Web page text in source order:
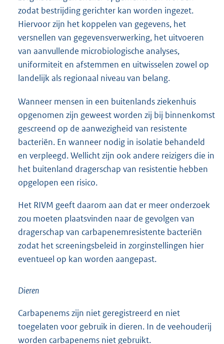
zorginstellingen kan daardoor onopgemerkt
plaatsvinden. Het RIVM adviseert daarom om te
onderzoeken hoe verspreiding binnen en tussen
zorginstellingen sneller opgemerkt kan worden
zodat bestrijding gerichter kan worden ingezet.
Hiervoor zijn het koppelen van gegevens, het
van aanvullende microbiologische analyses,
uniformiteit en afstemmen en uitwisselen zowel op
landelijk als regionaal niveau van belang.
Wanneer mensen in een buitenlands ziekenhuis
opgenomen zijn geweest worden zij bij binnenkomst
gescreend op de aanwezigheid van resistente
bacteriën. En wanneer nodig in isolatie behandeld
en verpleegd. Wellicht zijn ook andere reizigers die in
het buitenland dragerschap van resistentie hebben
opgelopen een risico.
Het RIVM geeft daarom aan dat er meer onderzoek
zou moeten plaatsvinden naar de gevolgen van
zodat het screeningsbeleid in zorginstellingen hier
eventueel op kan worden aangepast.
Dieren